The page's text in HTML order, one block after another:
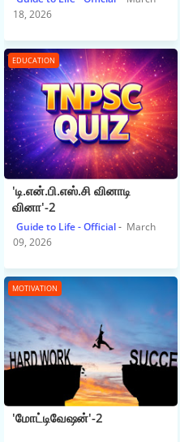
18, 2026
EDUCATION
'டி.என்.பி.எஸ்.சி வினாடி
வினா'-2
Guide to Life - Official
March
09, 2026
MOTIVATION
'மோட்டிவேஷன்'-2